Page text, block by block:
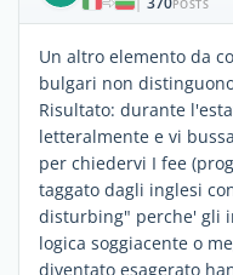
POSTS
Un altro elemento da
bulgari non
Risultato: durante
letteralmente e vi
per chiedervi I fee
taggato dagli inglesi
disturbing" perche' gli
logica soggiacente o
diventato esagerato